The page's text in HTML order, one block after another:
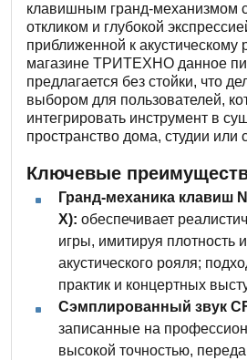
клавишным гранд-механизмом
откликом и глубокой
приближенной к акустическому
магазине ТРИТЕХНО данное
предлагается без стойки, что
выбором для пользователей,
интегрировать инструмент в
пространство дома, студии или
Ключевые
Гранд-механика клавиш
X): обеспечивает
игры, имитируя плотность
акустического рояля;
практик и концертных
Сэмплированный звук
записанные на
высокой точностью,